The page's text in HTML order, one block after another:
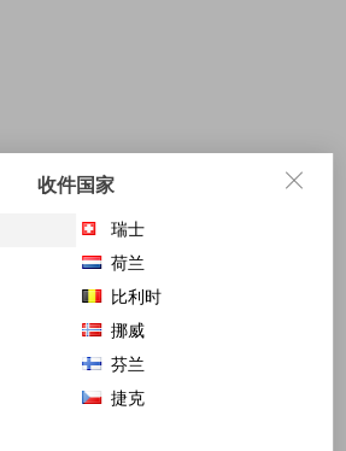
装批次不同有差异)
收件国家
瑞士
荷兰
比利时
挪威
芬兰
捷克